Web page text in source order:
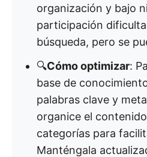
organización y bajo
participación
búsqueda, pero se
🔍Cómo optimizar:
base de
palabras clave y
organice el
categorías para
Manténgala